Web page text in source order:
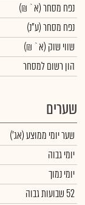
נפח מסחר(א` ₪)
נפח מסחר(ע"נ)
שווי שוק (א` ₪)
הון רשום למסחר
שערים
שער יומי ממוצע(אג')
יומי גבוה
יומי נמוך
52 שבועות גבוה